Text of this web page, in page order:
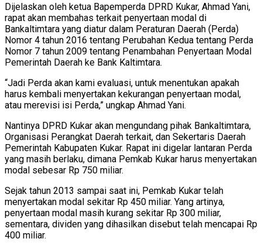
Dijelaskan oleh ketua Bapemperda DPRD Kukar, Ahmad Yani,
rapat akan membahas terkait penyertaan modal di
Bankaltimtara yang diatur dalam Peraturan Daerah (Perda)
Nomor 4 tahun 2016 tentang Perubahan Kedua tentang Perda
Nomor 7 tahun 2009 tentang Penambahan Penyertaan Modal
Pemerintah Daerah ke Bank Kaltimtara.
“Jadi Perda akan kami evaluasi, untuk menentukan apakah
harus kembali menyertakan kekurangan penyertaan modal,
atau merevisi isi Perda,” ungkap Ahmad Yani.
Nantinya DPRD Kukar akan mengundang pihak Bankaltimtara,
Organisasi Perangkat Daerah terkait, dan Sekertaris Daerah
Pemerintah Kabupaten Kukar. Rapat ini digelar lantaran Perda
yang masih berlaku, dimana Pemkab Kukar harus menyertakan
modal sebesar Rp 750 miliar.
Sejak tahun 2013 sampai saat ini, Pemkab Kukar telah
menyertakan modal sekitar Rp 450 miliar. Yang artinya,
penyertaan modal masih kurang sekitar Rp 300 miliar,
sementara, dividen yang dihasilkan disebut telah mencapai Rp
400 miliar.